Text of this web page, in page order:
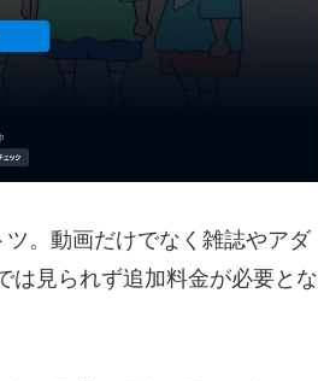
。動画だけでなく雑誌やアダ
は見られず追加料金が必要とな